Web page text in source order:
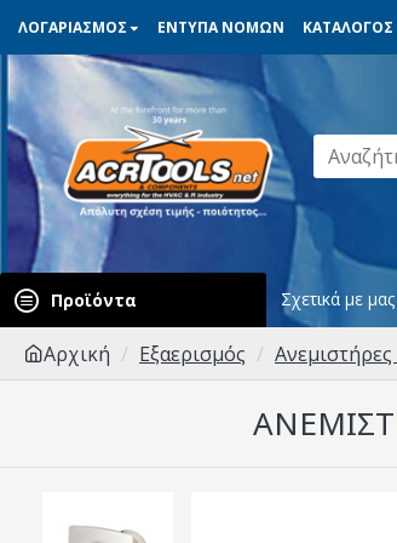
ΛΟΓΑΡΙΑΣΜΟΣ ΕΝΤΥΠΑ ΝΟΜΩΝ
Προϊόντα Σχετικά με μας
Αρχική Εξαερισμός